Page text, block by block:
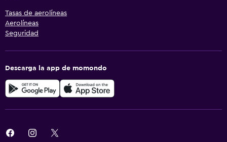
Tasas de aerolíneas
Aerolíneas
Seguridad
Descarga la app de momondo